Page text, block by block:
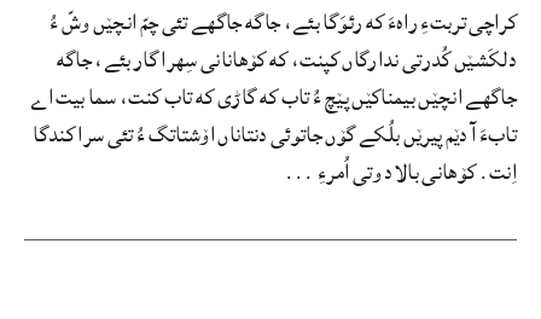
کراچی تربتءِ راهءَ که رئوَگا بئے، جاگه جاگھے تئی چمّ انچێں وشّ ءُ
دلکَشێں کُدرتی ندارگاں کپنت، که کۆھانانی سِھرا گار بئے، جاگه
جاگھے انچێں بیمناکێں پێچ ءُ تاب که گاڑی که تاب کنت، سما بیت اے
تابءَ آ دێم پیرێں بلُکے گۆں جاتوئی دنتاناں اۆشتاتگ ءُ تئی سرا کندگا
اِنت. کۆهانی بالاد وتی اُمرءِ ...